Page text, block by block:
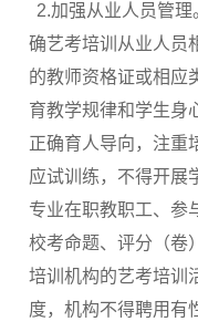
2.加强从业人员管
确艺考培训从业人员
的教师资格证或相应
育教学规律和学生身
正确育人导向，注重
应试训练，不得开展
专业在职教职工、参
校考命题、评分（卷
培训机构的艺考培训
度，机构不得聘用有